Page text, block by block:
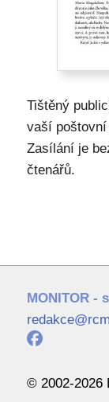
Tištěný
vaší
Zasílání je
čtenářů.
MONITOR -
© 2002-2026